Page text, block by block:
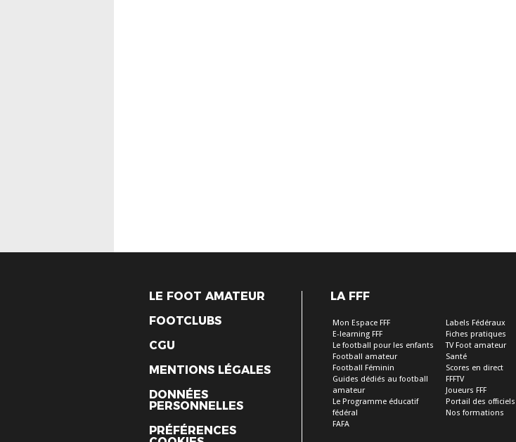
LE FOOT AMATEUR
FOOTCLUBS
CGU
MENTIONS LÉGALES
DONNÉES
PERSONNELLES
PRÉFÉRENCES
LA FFF
Mon Espace FFF
E-learning FFF
Le football pour les enfants
Football amateur
Football Féminin
Guides dédiés au football
amateur
Le Programme éducatif
fédéral
FAFA
Labels Fédéraux
Fiches pratiques
TV Foot amateur
Santé
Scores en direct
FFFTV
Joueurs FFF
Portail des officiels
Nos formations